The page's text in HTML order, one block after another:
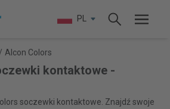
PL
/ Alcon Colors
kontaktowe -
soczewki kontaktowe. Znajdź swoje